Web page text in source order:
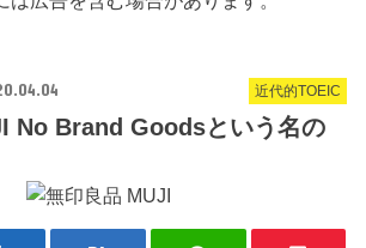
近代的TOEIC
No Brand Goodsという名の